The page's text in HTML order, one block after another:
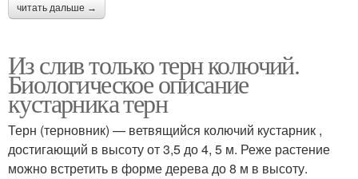
читать дальше →
Из слив только терн колючий.
Биологическое описание
кустарника терн
Терн (терновник) — ветвящийся колючий кустарник ,
достигающий в высоту от 3,5 до 4, 5 м. Реже растение
можно встретить в форме дерева до 8 м в высоту.